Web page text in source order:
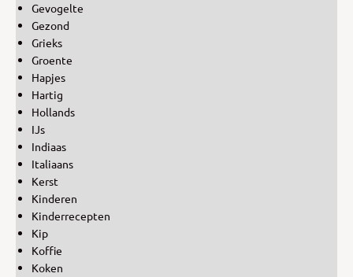
Gevogelte
Gezond
Grieks
Groente
Hapjes
Hartig
Hollands
IJs
Indiaas
Italiaans
Kerst
Kinderen
Kinderrecepten
Kip
Koffie
Koken